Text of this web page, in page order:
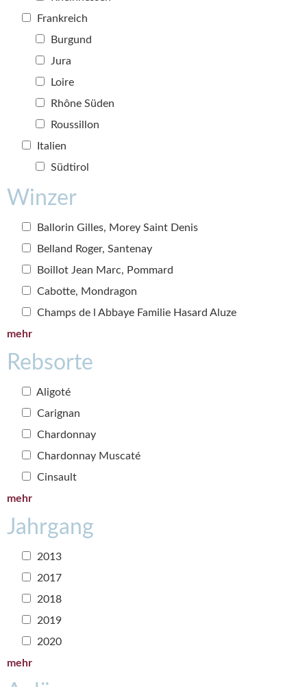
Frankreich
Burgund
Jura
Loire
Rhône Süden
Roussillon
Italien
Südtirol
Winzer
Ballorin Gilles, Morey Saint Denis
Belland Roger, Santenay
Boillot Jean Marc, Pommard
Cabotte, Mondragon
Champs de l Abbaye Familie Hasard Aluze
mehr
Rebsorte
Aligoté
Carignan
Chardonnay
Chardonnay Muscaté
Cinsault
mehr
Jahrgang
2013
2017
2018
2019
2020
mehr